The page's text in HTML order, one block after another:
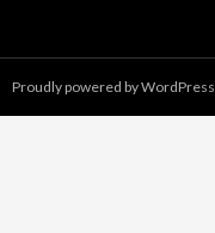
Proudly powered by WordPress